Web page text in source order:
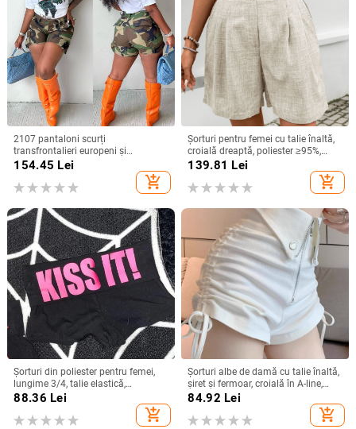
2107 pantaloni scurți
transfrontalieri europeni și
americani Amazon 2023 pentru
femei, de vară, cu imprimeu de
camuflaj, cusături și patch-uri
154.45 Lei
add_shopping_cart
Șorturi pentru femei cu talie înaltă,
croială dreaptă, poliester ≥95%,
lungime 3/4, stil casual, vara 2025
139.81 Lei
add_shopping_cart
Șorturi din poliester pentru femei,
lungime 3/4, talie elastică,
imprimeu cu litere, stil street-
88.36 Lei
add_shopping_cart
Șorturi albe de damă cu talie înaltă,
șiret și fermoar, croială în A-line,
scurte, pentru siluete mici –
84.92 Lei
add_shopping_cart